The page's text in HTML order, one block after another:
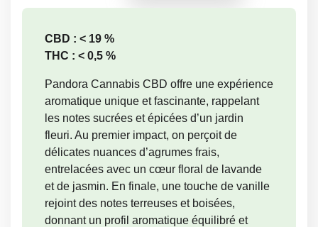
Pandora
CBD : < 19 %
THC : < 0,5 %
Pandora Cannabis CBD offre une expérience
aromatique unique et fascinante, rappelant
les notes sucrées et épicées d’un jardin
fleuri. Au premier impact, on perçoit de
délicates nuances d’agrumes frais,
entrelacées avec un cœur floral de lavande
et de jasmin. En finale, une touche de vanille
rejoint des notes terreuses et boisées,
donnant un profil aromatique équilibré et